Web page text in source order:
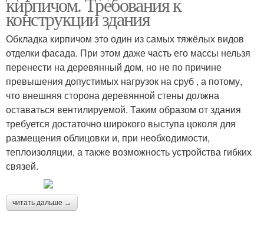
конструкции здания
Обкладка кирпичом это один из самых тяжёлых видов
отделки фасада. При этом даже часть его массы нельзя
перенести на деревянный дом, но не по причине
превышения допустимых нагрузок на сруб , а потому,
что внешняя сторона деревянной стены должна
оставаться вентилируемой. Таким образом от здания
требуется достаточно широкого выступа цоколя для
размещения облицовки и, при необходимости,
теплоизоляции, а также возможность устройства гибких
связей.
читать дальше →